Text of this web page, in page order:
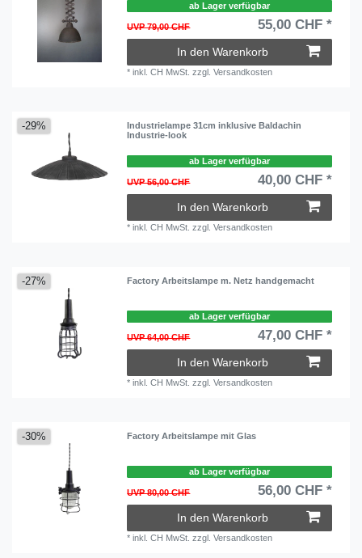
ab Lager verfügbar
UVP 79,00 CHF 55,00 CHF *
In den Warenkorb
*inkl. CH MwSt. zzgl.Versandkosten
-29%
Industrielampe 31cm inklusive Baldachin
Industrie-look
ab Lager verfügbar
UVP 56,00 CHF 40,00 CHF *
In den Warenkorb
*inkl. CH MwSt. zzgl.Versandkosten
-27% Factory Arbeitslampe m. Netz handgemacht
ab Lager verfügbar
UVP 64,00 CHF 47,00 CHF *
In den Warenkorb
*inkl. CH MwSt. zzgl.Versandkosten
-30% Factory Arbeitslampe mit Glas
ab Lager verfügbar
UVP 80,00 CHF 56,00 CHF *
In den Warenkorb
*inkl. CH MwSt. zzgl.Versandkosten